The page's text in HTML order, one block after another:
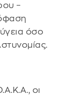
–
όσο
οι